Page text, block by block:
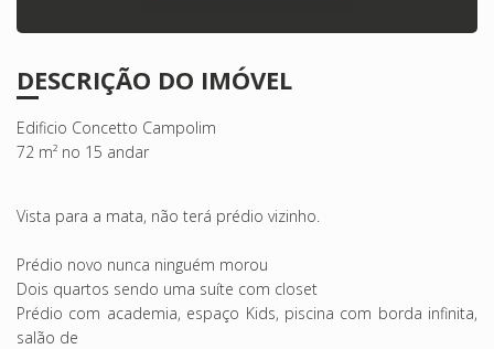
DESCRIÇÃO DO IMÓVEL
Edificio Concetto Campolim
72 m² no 15 andar
Vista para a mata, não terá prédio vizinho.
Prédio novo nunca ninguém morou
Dois quartos sendo uma suíte com closet
Prédio com academia, espaço Kids, piscina com borda infinita,
salão de